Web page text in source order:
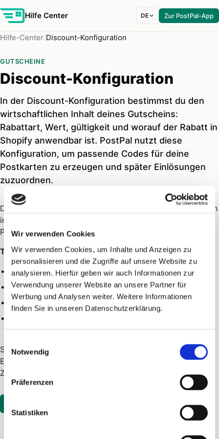
Wir verwenden Cookies
Wir verwenden Cookies, um Inhalte und Anzeigen zu
personalisieren und die Zugriffe auf unsere Website zu
analysieren. Hierfür geben wir auch Informationen zur
Verwendung unserer Website an unsere Partner für
Werbung und Analysen weiter. Weitere Informationen
finden Sie in unseren Datenschutzerklärung.
Notwendig
Präferenzen
Statistiken
Hilfe Center DE Zur PostPal-App
Hilfe-Center Discount-Konfiguration
GUTSCHEINE
Discount-Konfiguration
In der Discount-Konfiguration bestimmst du den
wirtschaftlichen Inhalt deines Gutscheins:
Rabattart, Wert, gültigkeit und worauf der Rabatt in
Shopify anwendbar ist. PostPal nutzt diese
Konfiguration, um passende Codes für deine
Postkarten zu erzeugen und später Einlösungen
zuzuordnen.
Die Discount-Konfiguration
beschreibt, was ein Gutschein
in Shopify bewirkt. Sie ist die fachliche Vorlage, aus der
PostPal individuelle Codes für eine Aussendung erzeugt.
Typische Einstellungen:
Rabattwert oder Rabattart.
gültigkeit und Einlöseregeln.
Anwendungsbereich überEntitlement-Typen.
Stimme die Konfiguration mit deinem Kampagnenziel ab:
Ein klarer Rabatt, ein einfacher Code und ein passender
Ziel-Link verbessern die Einlösequote.